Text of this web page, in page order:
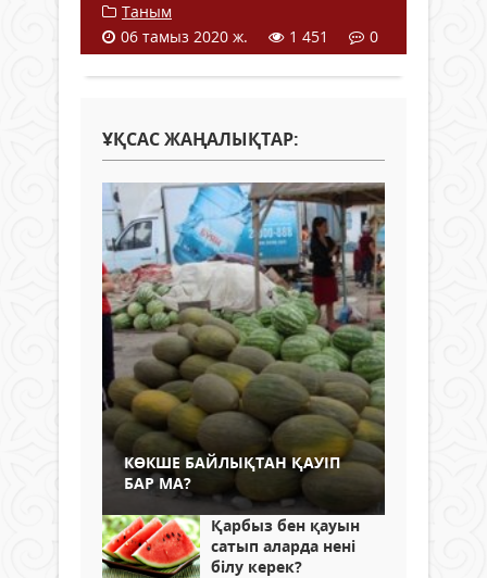
Таным
06 тамыз 2020 ж.
1 451 0
ҰҚСАС ЖАҢАЛЫҚТАР:
КӨКШЕ БАЙЛЫҚТАН ҚАУІП
БАР МА?
Қарбыз бен қауын
сатып аларда нені
білу керек?